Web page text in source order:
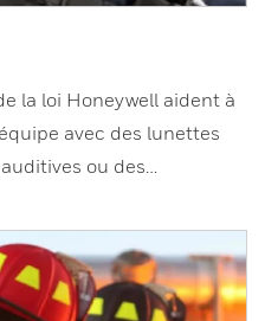
la loi Honeywell aident à
avec des lunettes
ou des…